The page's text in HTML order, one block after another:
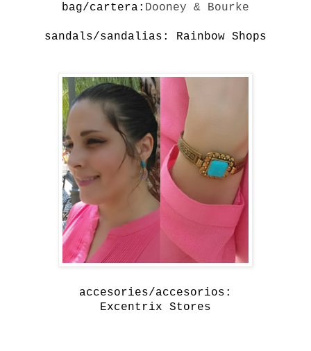
bag/cartera: Dooney & Bourke
sandals/sandalias: Rainbow Shops
accesories/accesorios:
Excentrix Stores